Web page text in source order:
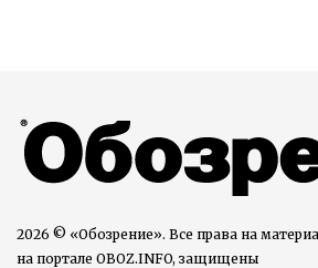
2026 © «Обозрение». Все права на
на портале OBOZ.INFO, защищены